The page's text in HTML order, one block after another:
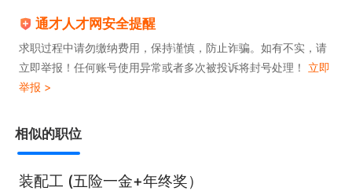
通才人才网安全提醒
求职过程中请勿缴纳费用，保持谨慎，防止诈骗。如有不实，请
立即举报！任何账号使用异常或者多次被投诉将封号处理！ 立即
举报 >
相似的职位
装配工 (五险一金+年终奖）